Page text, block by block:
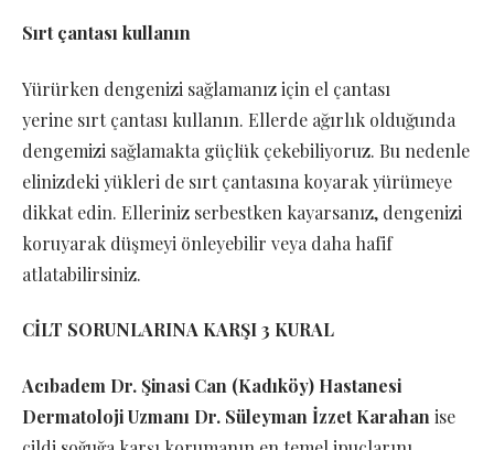
Sırt çantası kullanın
Yürürken dengenizi sağlamanız için el çantası
yerine sırt çantası kullanın. Ellerde ağırlık olduğunda
dengemizi sağlamakta güçlük çekebiliyoruz. Bu nedenle
elinizdeki yükleri de sırt çantasına koyarak yürümeye
dikkat edin. Elleriniz serbestken kayarsanız, dengenizi
koruyarak düşmeyi önleyebilir veya daha hafif
atlatabilirsiniz.
CİLT SORUNLARINA KARŞI 3 KURAL
Acıbadem Dr. Şinasi Can (Kadıköy) Hastanesi
Dermatoloji Uzmanı Dr. Süleyman İzzet Karahan ise